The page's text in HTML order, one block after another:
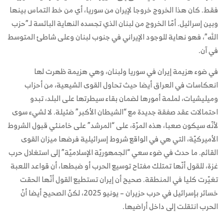
فقط. كان هذا الخروج خروجا لإيران من سوريا، أي من خط التماس بينها
وبين إسرائيل. أمّا الخروج من لبنان الذي تجسده النهاية البائسة لـ”حزب
الله”، فهو نهاية للوجود الإيراني في جنوب لبنان وعلى شاطئ المتوسط
في آن.
في ضوء هزيمة إيران في سوريا ولبنان، وهي هزيمة ظهرت لها
انعكاسات في العراق أيضا حيث تحاول القوى الشيعية، من أحزاب
وميليشيات، لملمة أمورها لضمان بقاء سيطرتها على البلد، تبدو
احتمالات عقد صفقة جديدة مع “الشيطان الأكبر” ضئيلة. لا لشيء سوى
لأنّه سيكون صعبا، هذه المرّة، على “المرشد” على خامنئي قبول الشروط
الأميركيّة، التي هي في الواقع شروط إسرائيلية فرضها ميزان القوى
القائم. ما حدث في ضوء سعي “الجمهوريّة الإسلاميّة” إلى استغلال حرب
غزة، للقول أنّها تمتلك مفتاح توسيع الحرب أو ضبطها، أن قواعد اللعبة
تغيّرت كليا في المنطقة. صحيح أن إيران تستطيع القول أنّها الحقت
خسائر بإسرائيل في حرب حزيران – يونيو 2025، لكنّ الصحيح أيضا أنّ
الحرب انتقلت إلى داخل أراضيها.